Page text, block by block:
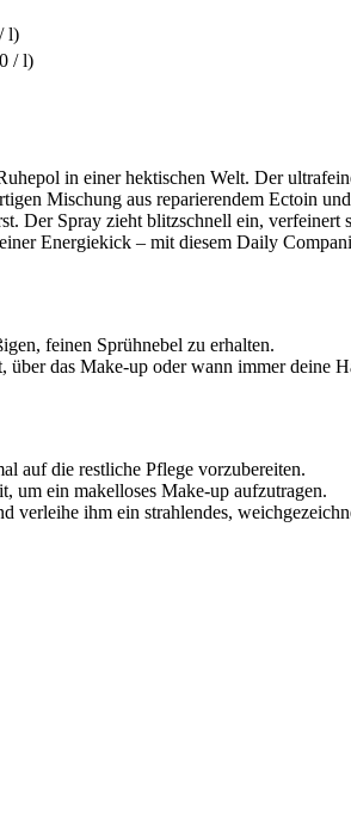
l)
/ l)
in einer hektischen Welt. Der
Mischung aus reparierendem Ectoin
Der Spray zieht blitzschnell ein,
Energiekick – mit diesem Daily
feinen Sprühnebel zu erhalten.
das Make-up oder wann immer deine
auf die restliche Pflege vorzubereiten.
um ein makelloses Make-up aufzutragen.
verleihe ihm ein strahlendes,